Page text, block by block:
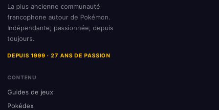
La plus ancienne communauté
francophone autour de Pokémon.
Indépendante, passionnée, depuis
toujours.
DEPUIS 1999 · 27 ANS DE PASSION
CONTENU
Guides de jeux
Pokédex